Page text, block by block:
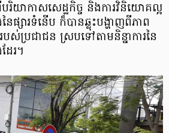
រិយាកាស​សេដ្ឋកិច្ច និង​ការ​វិនិយោគ​ល្អ​
ៃ​ផ្សារ​ទំនើប ក៏​បាន​ឆ្លុះ​បង្ហាញ​ពី​ភាព​
បស់​ប្រជាជន ស្របទៅ​តាម​និន្នាការ​នៃ​
ែរ។